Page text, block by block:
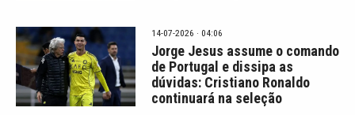
14-07-2026 · 04:06
Jorge Jesus assume o comando
de Portugal e dissipa as
dúvidas: Cristiano Ronaldo
continuará na seleção